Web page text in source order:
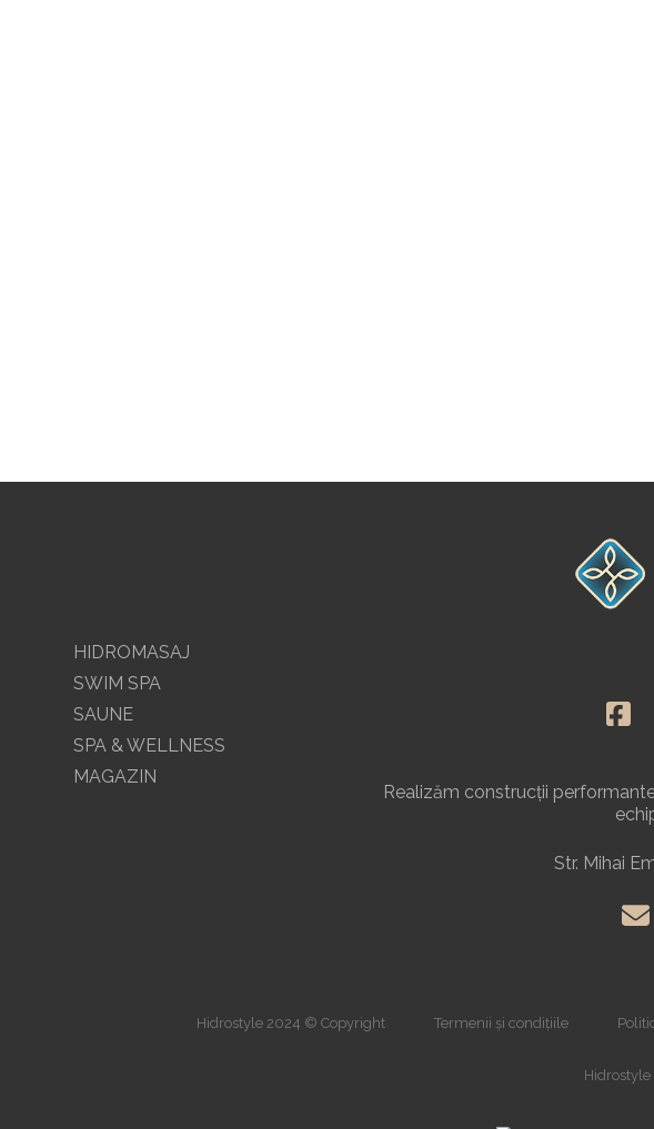
HIDROMASAJ
SWIM SPA
SAUNE
SPA & WELLNESS
MAGAZIN
Realizăm construcții
Str. Mihai
Hidrostyle 2024 © Copyright Termenii și condițiile